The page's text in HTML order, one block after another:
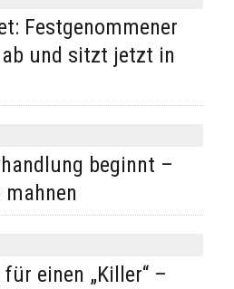
Festgenommener
ab und sitzt jetzt in
beginnt –
einen „Killer“ –